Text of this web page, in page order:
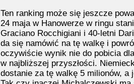
Ten ranking może się jeszcze
24 maja w Hanowerze w ringu
Graciano Rocchigiani i 40-letni
da się namówić na tę walkę i
oczywiście wynik nie do pobicia
w najbliższej przyszłości.
dostanie za tę walkę 5 milionów,